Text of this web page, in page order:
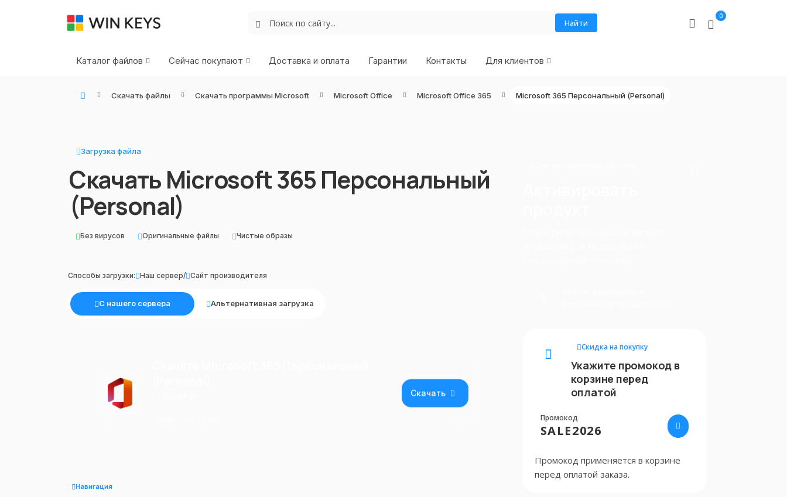
Найти
0
Каталог файлов Сейчас покупают Доставка и оплата Гарантии Контакты Для клиентов
Скачать файлы Скачать программы Microsoft Microsoft Office Microsoft Office 365 Microsoft 365 Персональный (Personal)
Загрузка файла
Скачать Microsoft 365 Персональный
(Personal)
Без вирусов Оригинальные файлы Чистые образы
Способы загрузки: Наш сервер/ Сайт производителя
С нашего сервера Альтернативная загрузка
Скачать
Навигация
Скидка на покупку
Укажите промокод в
корзине перед
оплатой
Промокод
SALE2026
Промокод применяется в корзине
перед оплатой заказа.